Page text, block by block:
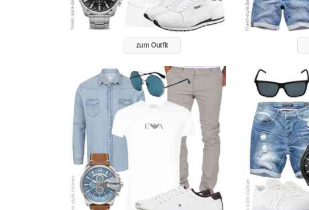
zum Outfit